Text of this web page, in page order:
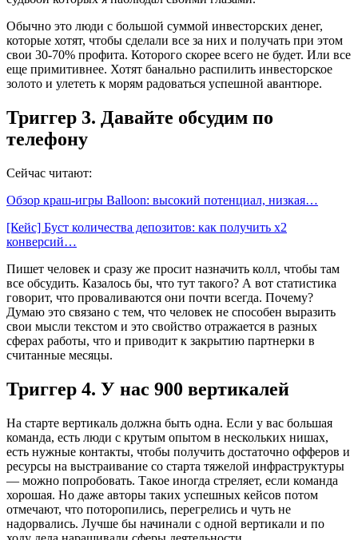
Обычно это люди с большой суммой инвесторских денег,
которые хотят, чтобы сделали все за них и получать при этом
свои 30-70% профита. Которого скорее всего не будет. Или все
еще примитивнее. Хотят банально распилить инвесторское
золото и улететь к морям радоваться успешной авантюре.
Триггер 3. Давайте обсудим по
телефону
Сейчас читают:
Обзор краш-игры Balloon: высокий потенциал, низкая…
[Кейс] Буст количества депозитов: как получить х2
конверсий…
Пишет человек и сразу же просит назначить колл, чтобы там
все обсудить. Казалось бы, что тут такого? А вот статистика
говорит, что проваливаются они почти всегда. Почему?
Думаю это связано с тем, что человек не способен выразить
свои мысли текстом и это свойство отражается в разных
сферах работы, что и приводит к закрытию партнерки в
считанные месяцы.
Триггер 4. У нас 900 вертикалей
На старте вертикаль должна быть одна. Если у вас большая
команда, есть люди с крутым опытом в нескольких нишах,
есть нужные контакты, чтобы получить достаточно офферов и
ресурсы на выстраивание со старта тяжелой инфраструктуры
— можно попробовать. Такое иногда стреляет, если команда
хорошая. Но даже авторы таких успешных кейсов потом
отмечают, что поторопились, перегрелись и чуть не
надорвались. Лучше бы начинали с одной вертикали и по